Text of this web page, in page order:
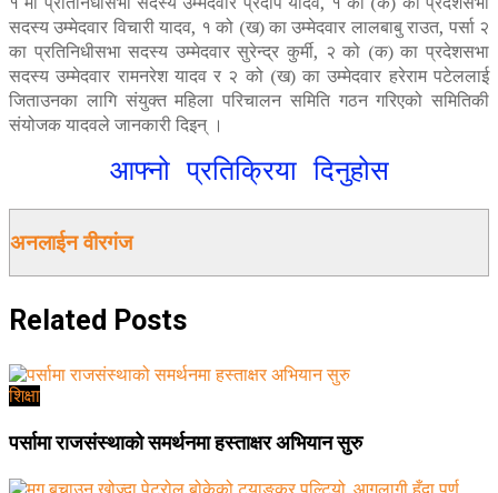
सदस्य उम्मेदवार विचारी यादव, १ को (ख) का उम्मेदवार लालबाबु राउत, पर्सा २
का प्रतिनिधीसभा सदस्य उम्मेदवार सुरेन्द्र कुर्मी, २ को (क) का प्रदेशसभा
सदस्य उम्मेदवार रामनरेश यादव र २ को (ख) का उम्मेदवार हरेराम पटेललाई
जिताउनका लागि संयुक्त महिला परिचालन समिति गठन गरिएको समितिकी
संयोजक यादवले जानकारी दिइन् ।
आफ्नो प्रतिक्रिया दिनुहोस
अनलाईन वीरगंज
Related Posts
शिक्षा
पर्सामा राजसंस्थाको समर्थनमा हस्ताक्षर अभियान सुरु